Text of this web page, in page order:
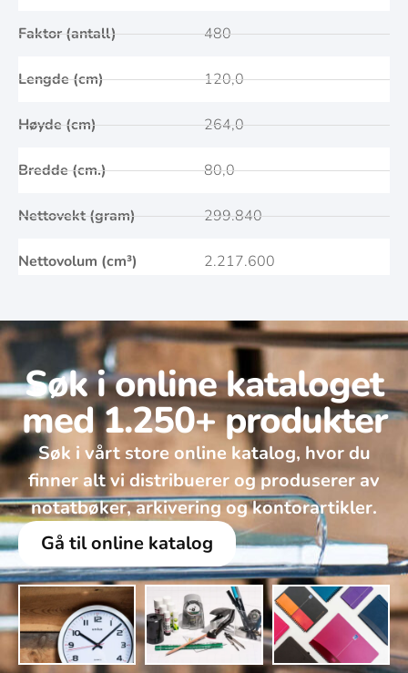
Faktor (antall)
Lengde (cm)
Høyde (cm)
Bredde (cm.)
Nettovekt (gram)
Nettovolum (cm³)
480
120,0
264,0
80,0
299.840
2.217.600
Søk i online kataloget
med 1.250+ produkter
Søk i vårt store online katalog, hvor du
finner alt vi distribuerer og produserer av
notatbøker, arkivering og kontorartikler.
Gå til online katalog